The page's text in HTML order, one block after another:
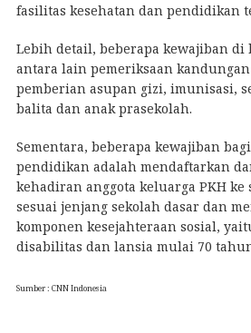
fasilitas kesehatan dan pendidikan
Lebih detail, beberapa kewajiban di
antara lain pemeriksaan
pemberian asupan gizi, imunisasi,
balita dan anak prasekolah.
Sementara, beberapa kewajiban
pendidikan adalah mendaftarkan
kehadiran anggota keluarga PKH
sesuai jenjang sekolah dasar dan
komponen kesejahteraan sosial,
disabilitas dan lansia mulai 70
Sumber : CNN Indonesia